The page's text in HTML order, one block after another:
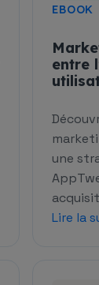
EBOOK
entre
une
Lire la